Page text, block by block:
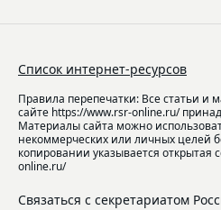
Список интернет-ресурсов
Правила перепечатки: Все статьи
сайте https://www.rsr-online.ru/
Материалы сайта можно
некоммерческих или личных целей
копировании указывается открытая
online.ru/
Связаться с секретариатом